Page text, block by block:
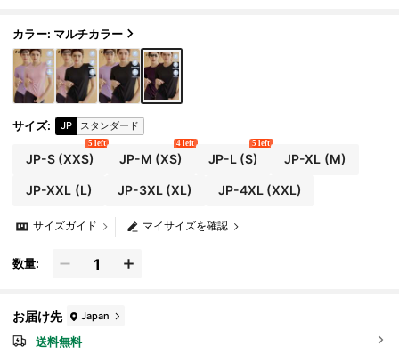
途 ミニマリスト 半袖Tシャツ スポーツ
カラー: マルチカラー
サイズ: JP スタンダード
JP-S(XXS)
5 left
JP-M (XS)
4 left
JP-L(S)
5 left
JP-XL (M)
JP-XXL (L) JP-3XL (XL) JP-4XL(XXL)
マイサイズを確認
サイズガイド
数量:
お届け先 Japan
送料無料